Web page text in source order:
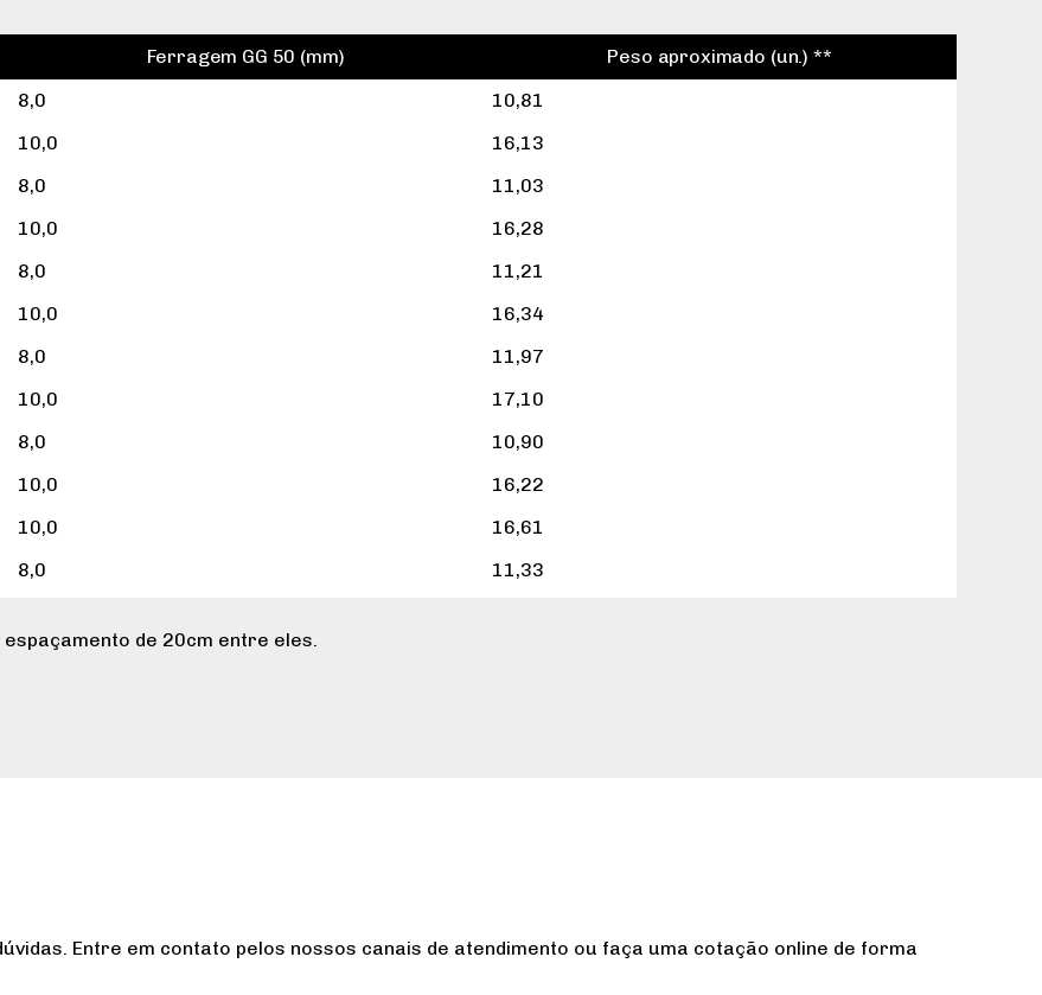
Ferragem GG 50 (mm)
Peso aproximado (un.) **
8,0
10,81
10,0
16,13
8,0
11,03
10,0
16,28
8,0
11,21
10,0
16,34
8,0
11,97
10,0
17,10
8,0
10,90
10,0
16,22
10,0
16,61
8,0 11,33
de 20cm entre eles.
Entre em contato pelos nossos canais de atendimento ou faça uma cotação online de forma